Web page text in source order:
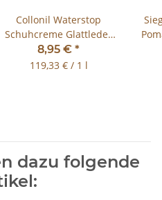
Collonil Waterstop
Schuhcreme Glattleder
75 ml
8,95 € *
119,33 € / 1 l
dazu folgende